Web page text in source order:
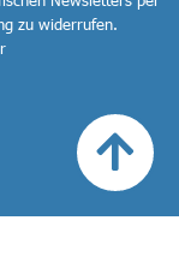
zu widerrufen.